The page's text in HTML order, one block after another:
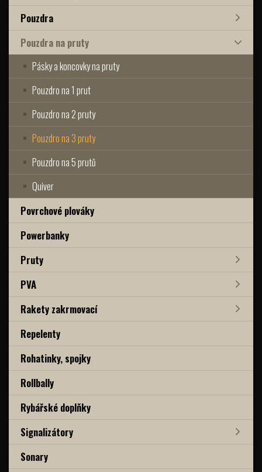
Pouzdra
Pouzdra na pruty
Pásky a koncovky na pruty
Pouzdro na 1 prut
Pouzdro na 2 pruty
Pouzdro na 3 pruty
Pouzdro na 5 prutů
Quiver
Povrchové plováky
Powerbanky
Pruty
PVA
Rakety zakrmovací
Repelenty
Rohatinky, spojky
Rollbally
Rybářské doplňky
Signalizátory
Sonary